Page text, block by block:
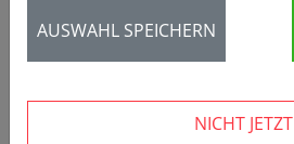
‹
AUSWAHL SPEICHERN
NICHT JETZT